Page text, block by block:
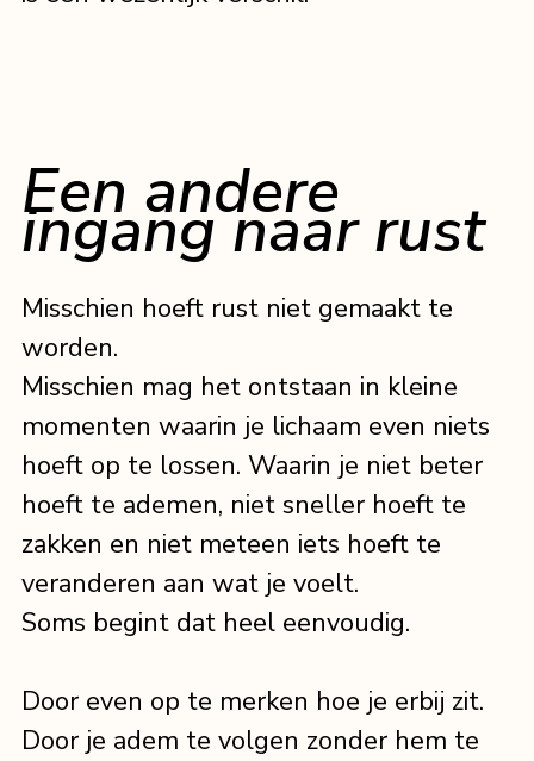
Een andere
ingang naar rust
Misschien hoeft rust niet gemaakt te
worden.
Misschien mag het ontstaan in kleine
momenten waarin je lichaam even niets
hoeft op te lossen. Waarin je niet beter
hoeft te ademen, niet sneller hoeft te
zakken en niet meteen iets hoeft te
veranderen aan wat je voelt.
Soms begint dat heel eenvoudig.
Door even op te merken hoe je erbij zit.
Door je adem te volgen zonder hem te